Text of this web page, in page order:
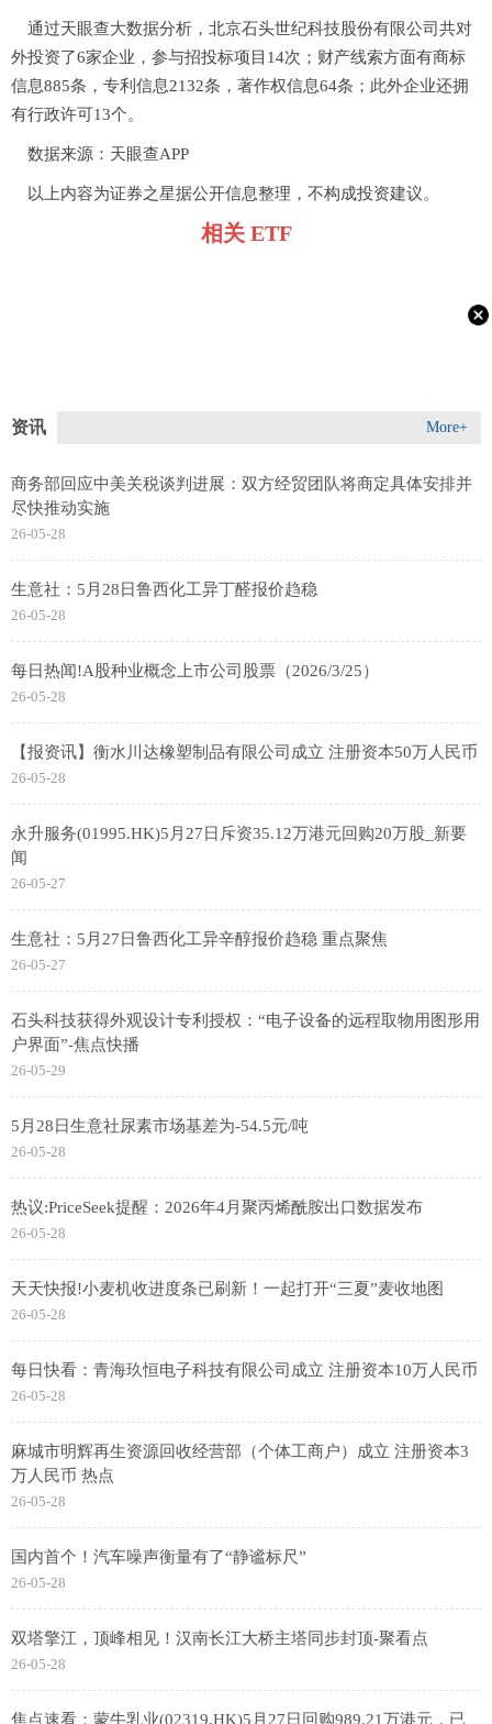
通过天眼查大数据分析，北京石头世纪科技股份有限公司共对
外投资了6家企业，参与招投标项目14次；财产线索方面有商标
信息885条，专利信息2132条，著作权信息64条；此外企业还拥
有行政许可13个。
数据来源：天眼查APP
以上内容为证券之星据公开信息整理，不构成投资建议。
相关 ETF
资讯 More+
商务部回应中美关税谈判进展：双方经贸团队将商定具体安排并
尽快推动实施
26-05-28
生意社：5月28日鲁西化工异丁醛报价趋稳
26-05-28
每日热闻!A股种业概念上市公司股票（2026/3/25）
26-05-28
【报资讯】衡水川达橡塑制品有限公司成立 注册资本50万人民币
26-05-28
永升服务(01995.HK)5月27日斥资35.12万港元回购20万股_新要
闻
26-05-27
生意社：5月27日鲁西化工异辛醇报价趋稳 重点聚焦
26-05-27
石头科技获得外观设计专利授权：“电子设备的远程取物用图形用
户界面”-焦点快播
26-05-29
5月28日生意社尿素市场基差为-54.5元/吨
26-05-28
热议:PriceSeek提醒：2026年4月聚丙烯酰胺出口数据发布
26-05-28
天天快报!小麦机收进度条已刷新！一起打开“三夏”麦收地图
26-05-28
每日快看：青海玖恒电子科技有限公司成立 注册资本10万人民币
26-05-28
麻城市明辉再生资源回收经营部（个体工商户）成立 注册资本3
万人民币 热点
26-05-28
国内首个！汽车噪声衡量有了“静谧标尺”
26-05-28
双塔擎江，顶峰相见！汉南长江大桥主塔同步封顶-聚看点
26-05-28
焦点速看：蒙牛乳业(02319.HK)5月27日回购989.21万港元，已